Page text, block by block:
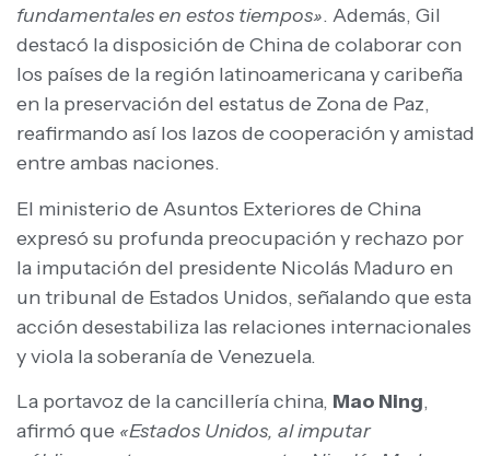
fundamentales en estos tiempos». Además, Gil
destacó la disposición de China de colaborar con
los países de la región latinoamericana y caribeña
en la preservación del estatus de Zona de Paz,
reafirmando así los lazos de cooperación y amistad
entre ambas naciones.
El ministerio de Asuntos Exteriores de China
expresó su profunda preocupación y rechazo por
la imputación del presidente Nicolás Maduro en
un tribunal de Estados Unidos, señalando que esta
acción desestabiliza las relaciones internacionales
y viola la soberanía de Venezuela.
La portavoz de la cancillería china, Mao Ning,
afirmó que «Estados Unidos, al imputar